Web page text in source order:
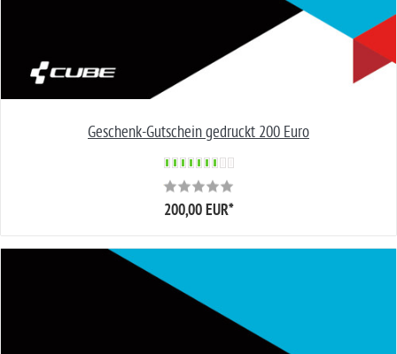
Geschenk-Gutschein gedruckt 200 Euro
200,00 EUR*